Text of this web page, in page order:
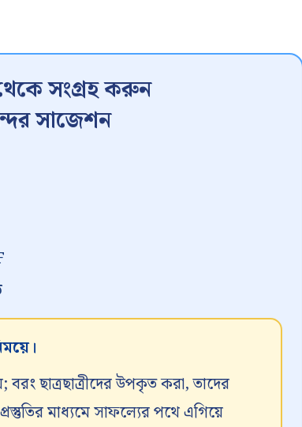
সংগ্রহ করুন
সাজেশন
ছাত্রছাত্রীদের উপকৃত করা, তাদের
মাধ্যমে সাফল্যের পথে এগিয়ে